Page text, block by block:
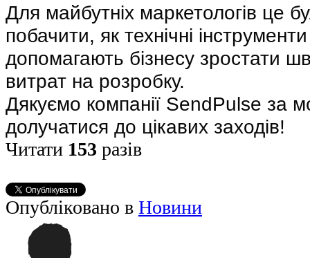
Для майбутніх маркетологів це
побачити, як технічні
допомагають бізнесу зростати
витрат на розробку.
Дякуємо компанії SendPulse за
долучатися до цікавих заходів!
Читати 153 разів
Опубліковано в Новини